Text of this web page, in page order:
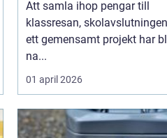
Att samla ihop pengar till
klassresan,
ett gemensamt projekt har
na...
01 april 2026